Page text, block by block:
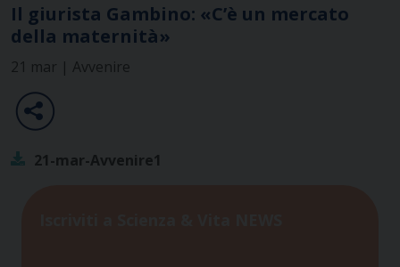
Il giurista Gambino: «C’è un mercato
della maternità»
21 mar | Avvenire
21-mar-Avvenire1